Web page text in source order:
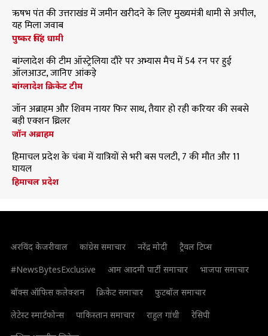
ऋषभ पंत की उत्तराखंड में जमीन खरीदने के लिए मुख्यमंत्री धामी से अपील,
यह मिला जवाब
पुष्कर सिंह धामी
बांग्लादेश की टीम ऑस्ट्रेलिया दौरे पर अभ्यास मैच में 54 रन पर हुई
ऑलआउट, जानिए आंकड़े
बांग्लादेश क्रिकेट टीम
जॉन अब्राहम और शिवम नायर फिर साथ, तैयार हो रही करियर की सबसे
बड़ी एक्शन थ्रिलर
जॉन अब्राहम
हिमाचल प्रदेश के चंबा में यात्रियों से भरी बस पलटी, 7 की मौत और 11
घायल
हिमाचल प्रदेश
अरविंद केजरीवाल कांग्रेस समाचार नरेंद्र मोदी
ट्रैवल टिप्स
#NewsBytesExclusive
आम आदमी पार्टी समाचार
भाजपा समाचार
बॉक्स ऑफिस कलेक्शन
क्रिकेट समाचार
फुटबॉल समाचार
लेटेस्ट स्मार्टफोन्स
पाकिस्तान समाचार राहुल गांधी
रेसिपी